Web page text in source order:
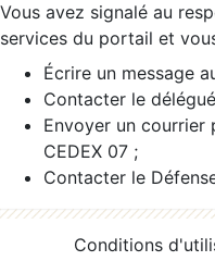
Vous avez signalé au
services du portail et
Écrire un message
Contacter le
Envoyer un courrier
CEDEX 07 ;
Contacter le
Conditions